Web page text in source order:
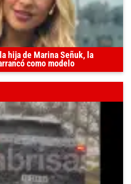
hija de Marina Señuk, la
como modelo